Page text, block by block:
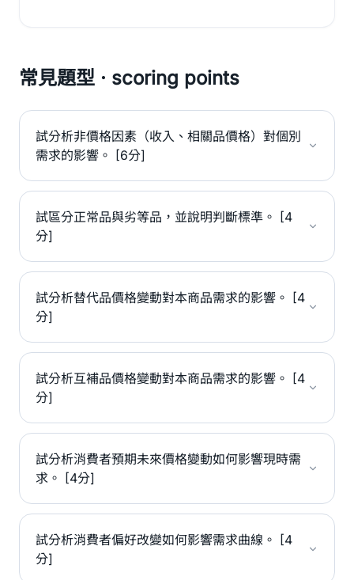
常見題型 · scoring points
試分析非價格因素（收入、相關品價格）對個別
需求的影響。 [6分]
試區分正常品與劣等品，並說明判斷標準。 [4
分]
試分析替代品價格變動對本商品需求的影響。 [4
分]
試分析互補品價格變動對本商品需求的影響。 [4
分]
試分析消費者預期未來價格變動如何影響現時需
求。 [4分]
試分析消費者偏好改變如何影響需求曲線。 [4
分]